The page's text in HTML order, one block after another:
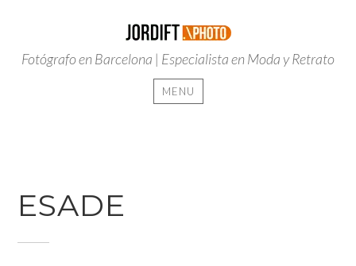
Fotógrafo en Barcelona | Especialista en Moda y Retrato
MENU
ESADE